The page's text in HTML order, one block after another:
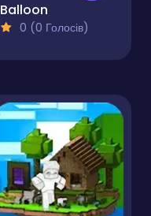
Balloon
0 (0 Голосів)